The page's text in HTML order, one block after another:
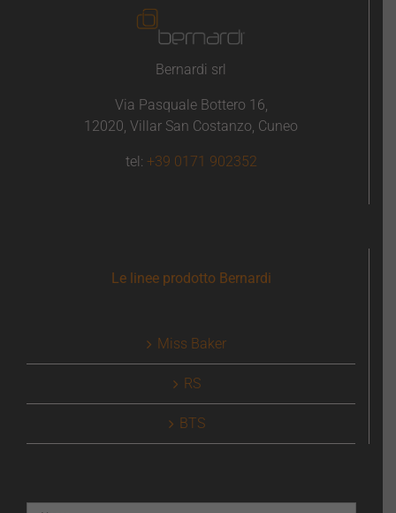
Bernardi srl
Via Pasquale Bottero 16,
12020, Villar San Costanzo, Cuneo
tel: +39 0171 902352
Le linee prodotto Bernardi
Miss Baker
RS
BTS